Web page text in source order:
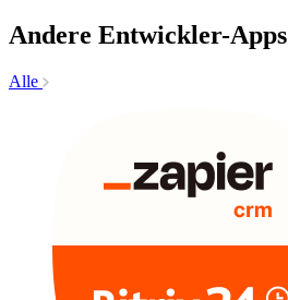
Andere Entwickler-Apps
Alle